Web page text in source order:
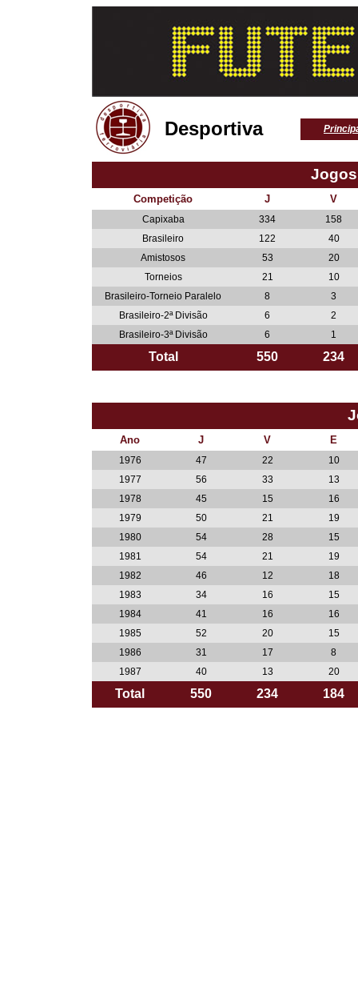
Desportiva
Competição J V
Capixaba 334
158
Brasileiro
122
40
Amistosos
53
20
Torneios
21
10
Brasileiro-Torneio Paralelo
8
3
Brasileiro-2ª Divisão
6
2
Brasileiro-3ª Divisão
6 1
Total 550 234
Ano J V E
1976 47 22
10
1977
56 33
13
1978
45 15
16
1979
50 21
19
1980
54 28
15
1981
54 21
19
1982
46 12
18
1983
34 16
15
1984
41 16
16
1985
52 20
15
1986
31 17
8
1987
40 13 20
Total 550 234 184